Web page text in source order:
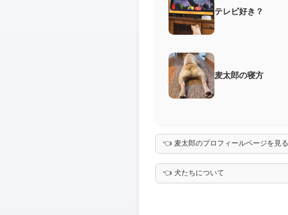
テレビ好き？
麦太郎の寝方
👈 麦太郎のプロフィールページを見る
👈 犬たちについて